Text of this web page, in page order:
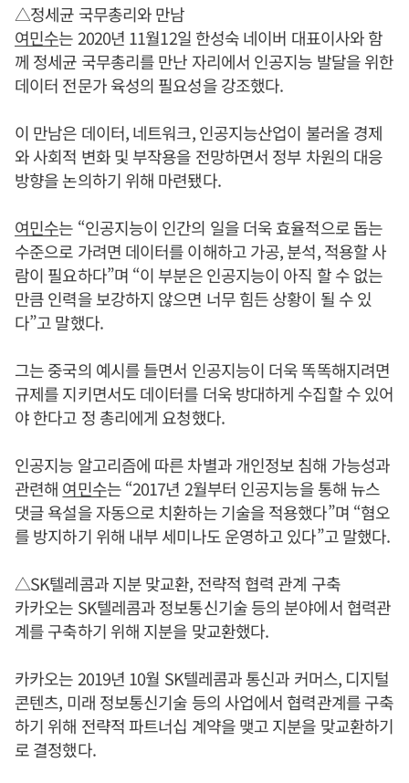
△정세균 국무총리와 만남
여민수는 2020년 11월12일 한성숙 네이버 대표이사와 함
께 정세균 국무총리를 만난 자리에서 인공지능 발달을 위한
데이터 전문가 육성의 필요성을 강조했다.
이 만남은 데이터, 네트워크, 인공지능산업이 불러올 경제
와 사회적 변화 및 부작용을 전망하면서 정부 차원의 대응
방향을 논의하기 위해 마련됐다.
여민수는 “인공지능이 인간의 일을 더욱 효율적으로 돕는
수준으로 가려면 데이터를 이해하고 가공, 분석, 적용할 사
람이 필요하다”며 “이 부분은 인공지능이 아직 할 수 없는
만큼 인력을 보강하지 않으면 너무 힘든 상황이 될 수 있
다”고 말했다.
그는 중국의 예시를 들면서 인공지능이 더욱 똑똑해지려면
규제를 지키면서도 데이터를 더욱 방대하게 수집할 수 있어
야 한다고 정 총리에게 요청했다.
인공지능 알고리즘에 따른 차별과 개인정보 침해 가능성과
관련해 여민수는 “2017년 2월부터 인공지능을 통해 뉴스
댓글 욕설을 자동으로 치환하는 기술을 적용했다”며 “혐오
를 방지하기 위해 내부 세미나도 운영하고 있다”고 말했다.
△SK텔레콤과 지분 맞교환, 전략적 협력 관계 구축
카카오는 SK텔레콤과 정보통신기술 등의 분야에서 협력관
계를 구축하기 위해 지분을 맞교환했다.
카카오는 2019년 10월 SK텔레콤과 통신과 커머스, 디지털
콘텐츠, 미래 정보통신기술 등의 사업에서 협력관계를 구축
하기 위해 전략적 파트너십 계약을 맺고 지분을 맞교환하기
로 결정했다.